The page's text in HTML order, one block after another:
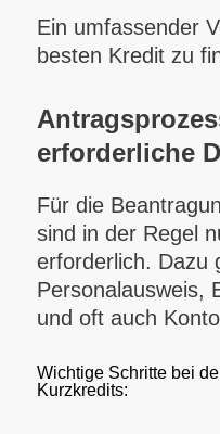
Ein umfassender
besten Kredit zu
erforderliche
Für die
sind in der Regel
erforderlich. Dazu
Personalausweis,
und oft auch
Wichtige Schritte bei
Kurzkredits: